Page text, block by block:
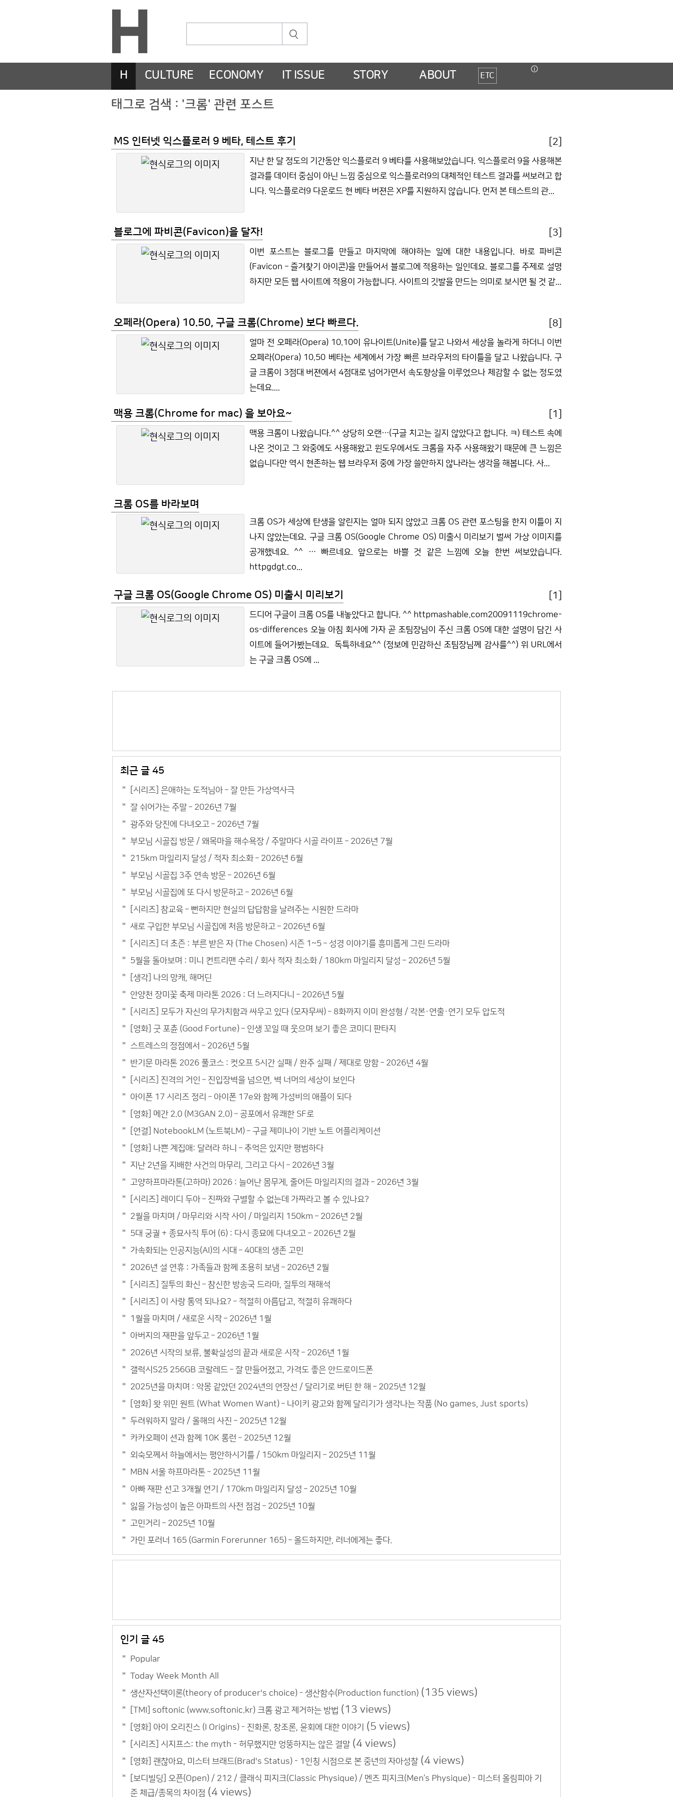
H CULTURE ECONOMY IT ISSUE STORY ABOUT ETC
ⓘ
태그로 검색 : '크롬' 관련 포스트
MS 인터넷 익스플로러 9 베타, 테스트 후기 [2]
지난 한 달 정도의 기간동안 익스플로러 9 베타를 사용해보았습니다. 익스플로러 9을 사용해본
결과를 데이터 중심이 아닌 느낌 중심으로 익스플로러9의 대체적인 테스트 결과를 써보려고 합
니다. 익스플로러9 다운로드 현 베타 버젼은 XP를 지원하지 않습니다. 먼저 본 테스트의 관...
블로그에 파비콘(Favicon)을 달자! [3]
이번 포스트는 블로그를 만들고 마지막에 해야하는 일에 대한 내용입니다. 바로 파비콘
(Favicon – 즐겨찾기 아이콘)을 만들어서 블로그에 적용하는 일인데요. 블로그를 주제로 설명
하지만 모든 웹 사이트에 적용이 가능합니다. 사이트의 깃발을 만드는 의미로 보시면 될 것 같...
오페라(Opera) 10.50, 구글 크롬(Chrome) 보다 빠르다. [8]
얼마 전 오페라(Opera) 10.10이 유나이트(Unite)를 달고 나와서 세상을 놀라게 하더니 이번
오페라(Opera) 10.50 베타는 세계에서 가장 빠른 브라우저의 타이틀을 달고 나왔습니다. 구
글 크롬이 3점대 버젼에서 4점대로 넘어가면서 속도향상을 이루었으나 체감할 수 없는 정도였
는데요....
맥용 크롬(Chrome for mac) 을 보아요~ [1]
맥용 크롬이 나왔습니다.^^ 상당히 오랜…(구글 치고는 길지 않았다고 합니다. ㅋ) 테스트 속에
나온 것이고 그 와중에도 사용해왔고 윈도우에서도 크롬을 자주 사용해왔기 때문에 큰 느낌은
없습니다만 역시 현존하는 웹 브라우저 중에 가장 쓸만하지 않나라는 생각을 해봅니다. 사...
크롬 OS를 바라보며
크롬 OS가 세상에 탄생을 알린지는 얼마 되지 않았고 크롬 OS 관련 포스팅을 한지 이틀이 지
나지 않았는데요. 구글 크롬 OS(Google Chrome OS) 미출시 미리보기 벌써 가상 이미지를
공개했네요. ^^ … 빠르네요. 앞으로는 바쁠 것 같은 느낌에 오늘 한번 써보았습니다.
httpgdgt.co...
구글 크롬 OS(Google Chrome OS) 미출시 미리보기 [1]
드디어 구글이 크롬 OS를 내놓았다고 합니다. ^^ httpmashable.com20091119chrome-
os-differences 오늘 아침 회사에 가자 곧 조팀장님이 주신 크롬 OS에 대한 설명이 담긴 사
이트에 들어가봤는데요. 독특하네요^^ (정보에 민감하신 조팀장님께 감사를^^) 위 URL에서
는 구글 크롬 OS에 ...
최근 글 45
[시리즈] 은애하는 도적님아 – 잘 만든 가상역사극
잘 쉬어가는 주말 – 2026년 7월
광주와 당진에 다녀오고 – 2026년 7월
부모님 시골집 방문 / 왜목마을 해수욕장 / 주말마다 시골 라이프 – 2026년 7월
215km 마일리지 달성 / 적자 최소화 – 2026년 6월
부모님 시골집 3주 연속 방문 – 2026년 6월
부모님 시골집에 또 다시 방문하고 – 2026년 6월
[시리즈] 참교육 – 뻔하지만 현실의 답답함을 날려주는 시원한 드라마
새로 구입한 부모님 시골집에 처음 방문하고 – 2026년 6월
[시리즈] 더 초즌 : 부른 받은 자 (The Chosen) 시즌 1~5 – 성경 이야기를 흥미롭게 그린 드라마
5월을 돌아보며 : 미니 컨트리맨 수리 / 회사 적자 최소화 / 180km 마일리지 달성 – 2026년 5월
[생각] 나의 망캐, 해머딘
안양천 장미꽃 축제 마라톤 2026 : 더 느려지다니 – 2026년 5월
[시리즈] 모두가 자신의 무가치함과 싸우고 있다 (모자무싸) – 8화까지 이미 완성형 / 각본·연출·연기 모두 압도적
[영화] 굿 포츈 (Good Fortune) – 인생 꼬일 때 웃으며 보기 좋은 코미디 판타지
스트레스의 정점에서 – 2026년 5월
반기문 마라톤 2026 풀코스 : 컷오프 5시간 실패 / 완주 실패 / 제대로 망함 – 2026년 4월
[시리즈] 진격의 거인 – 진입장벽을 넘으면, 벽 너머의 세상이 보인다
아이폰 17 시리즈 정리 – 아이폰 17e와 함께 가성비의 애플이 되다
[영화] 메간 2.0 (M3GAN 2.0) – 공포에서 유쾌한 SF로
[연결] NotebookLM (노트북LM) – 구글 제미나이 기반 노트 어플리케이션
[영화] 나쁜 계집애: 달려라 하니 – 추억은 있지만 평범하다
지난 2년을 지배한 사건의 마무리, 그리고 다시 – 2026년 3월
고양하프마라톤(고하마) 2026 : 늘어난 몸무게, 줄어든 마일리지의 결과 – 2026년 3월
[시리즈] 레이디 두아 – 진짜와 구별할 수 없는데 가짜라고 볼 수 있나요?
2월을 마치며 / 마무리와 시작 사이 / 마일리지 150km – 2026년 2월
5대 궁궐 + 종묘사직 투어 (6) : 다시 종묘에 다녀오고 – 2026년 2월
가속화되는 인공지능(AI)의 시대 – 40대의 생존 고민
2026년 설 연휴 : 가족들과 함께 조용히 보냄 – 2026년 2월
[시리즈] 질투의 화신 – 참신한 방송국 드라마, 질투의 재해석
[시리즈] 이 사랑 통역 되나요? – 적절히 아름답고, 적절히 유쾌하다
1월을 마치며 / 새로운 시작 – 2026년 1월
아버지의 재판을 앞두고 – 2026년 1월
2026년 시작의 보류, 불확실성의 끝과 새로운 시작 – 2026년 1월
갤럭시S25 256GB 코랄레드 – 잘 만들어졌고, 가격도 좋은 안드로이드폰
2025년을 마치며 : 악몽 같았던 2024년의 연장선 / 달리기로 버틴 한 해 – 2025년 12월
[영화] 왓 위민 원트 (What Women Want) – 나이키 광고와 함께 달리기가 생각나는 작품 (No games, Just sports)
두려워하지 말라 / 올해의 사진 – 2025년 12월
카카오페이 션과 함께 10K 롱런 – 2025년 12월
외숙모께서 하늘에서는 평안하시기를 / 150km 마일리지 – 2025년 11월
MBN 서울 하프마라톤 – 2025년 11월
아빠 재판 선고 3개월 연기 / 170km 마일리지 달성 – 2025년 10월
잃을 가능성이 높은 아파트의 사전 점검 – 2025년 10월
고민거리 – 2025년 10월
가민 포러너 165 (Garmin Forerunner 165) – 올드하지만, 러너에게는 좋다.
인기 글 45
Popular
Today Week Month All
생산자선택이론(theory of producer's choice) - 생산함수(Production function) (135 views)
[TMI] softonic (www.softonic.kr) 크롬 광고 제거하는 방법 (13 views)
[영화] 아이 오리진스 (I Origins) - 진화론, 창조론, 윤회에 대한 이야기 (5 views)
[시리즈] 시지프스: the myth - 허무했지만 엉뚱하지는 않은 결말 (4 views)
[영화] 괜찮아요, 미스터 브래드(Brad's Status) - 1인칭 시점으로 본 중년의 자아성찰 (4 views)
[보디빌딩] 오픈(Open) / 212 / 클래식 피지크(Classic Physique) / 멘즈 피지크(Men’s Physique) - 미스터 올림피아 기
준 체급/종목의 차이점 (4 views)